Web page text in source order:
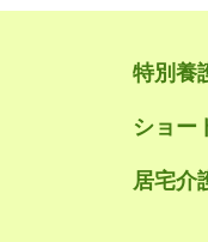
特別養
ショー
居宅介